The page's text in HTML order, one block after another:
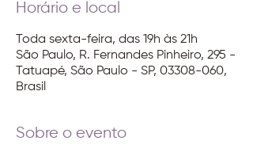
Horário e local
Toda sexta-feira, das 19h às 21h
São Paulo, R. Fernandes Pinheiro, 295 -
Tatuapé, São Paulo - SP, 03308-060,
Brasil
Sobre o evento